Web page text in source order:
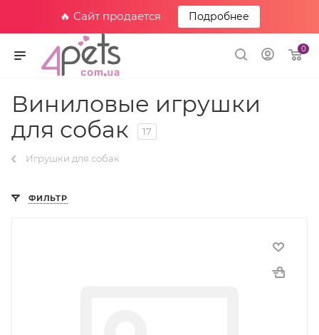
🔥 Сайт продается Подробнее
0
Виниловые игрушки
для собак
17
Игрушки для собак
ФИЛЬТР